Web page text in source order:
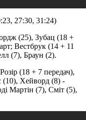
27:30, 31:24)
(25), Зубац (18 +
Вестбрук (14 + 11
(7), Браун (2).
(18 + 7 передач),
(10), Хейворд (8) -
Мартін (7), Сміт (5),